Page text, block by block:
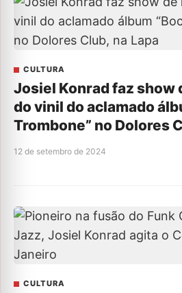
CULTURA
Josiel Konrad faz show
do vinil do aclamado
Trombone” no Dolores
12 de setembro de 2024
CULTURA